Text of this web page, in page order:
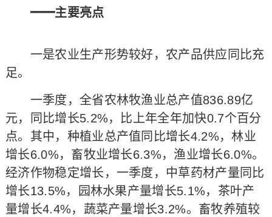
━━主要亮点
一是农业生产形势较好，农产品供应同比充
足。
一季度，全省农林牧渔业总产值836.89亿
元，同比增长5.2%，比上年全年加快0.7个百分
点。其中，种植业总产值同比增长4.2%，林业
增长6.0%，畜牧业增长6.3%，渔业增长6.0%。
经济作物稳定增长，一季度，中草药材产量同比
增长13.5%，园林水果产量增长5.1%，茶叶产
量增长4.4%，蔬菜产量增长3.2%。畜牧养殖较